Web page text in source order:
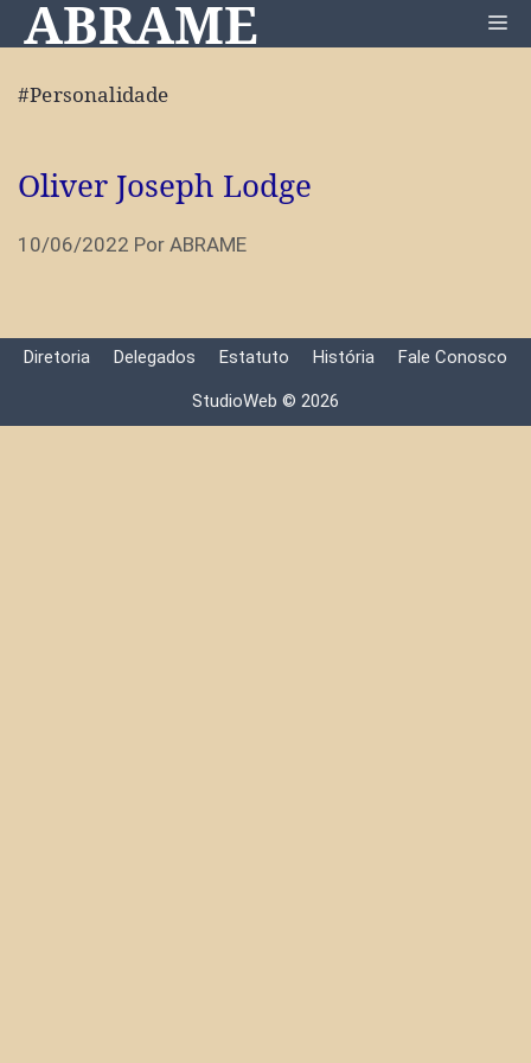
Pular
para
conteúdo
ABRAME
#Personalidade
Oliver Joseph Lodge
10/06/2022 Por ABRAME
Diretoria Delegados Estatuto História Fale Conosco
StudioWeb © 2026